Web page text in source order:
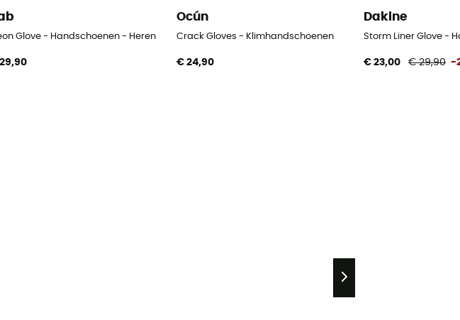
Glove - Handschoenen - Heren
Ocún
Crack Gloves - Klimhandschoenen
€ 24,90
Dakine
Storm Liner Glove -
€ 23,00 € 29,90 -